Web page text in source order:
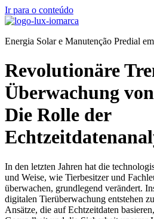
Ir para o conteúdo
Energia Solar e Manutenção Predial
Revolutionäre
Überwachung
Die Rolle der
In den letzten Jahren hat die
und Weise, wie Tierbesitzer und
überwachen, grundlegend verändert.
digitalen Tierüberwachung entstehen
Ansätze, die auf Echtzeitdaten